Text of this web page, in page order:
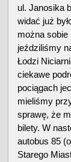
ul. Janosika
widać już
można sobie
jeździliśmy
Łodzi
ciekawe
pociągach
mieliśmy
sprawę, że
bilety. W
autobus 85
Starego